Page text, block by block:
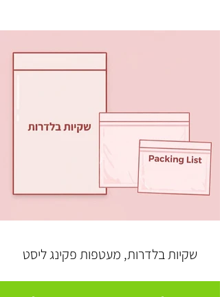
שקיות בלדרות, מעטפות פקינג ליסט